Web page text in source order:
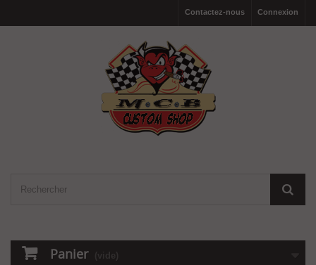
Connexion
Contactez-nous
Panier (vide)